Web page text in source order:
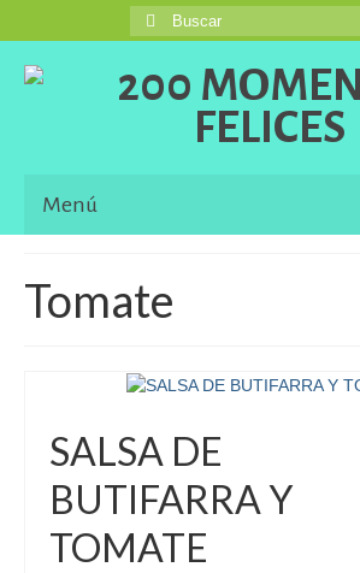
Buscar
por:
Menú
Blog
Una Buena Descripción
El Libro de 200 MOMENTOS FELICES!!!
Contacto
Tomate
SALSA DE
BUTIFARRA Y
TOMATE